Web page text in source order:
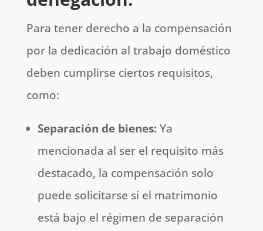
Para tener derecho a la compensación
por la dedicación al trabajo doméstico
deben cumplirse ciertos requisitos,
como:
Separación de bienes:Ya
mencionada al ser el requisito más
destacado, la compensación solo
puede solicitarse si el matrimonio
está bajo el régimen de separación